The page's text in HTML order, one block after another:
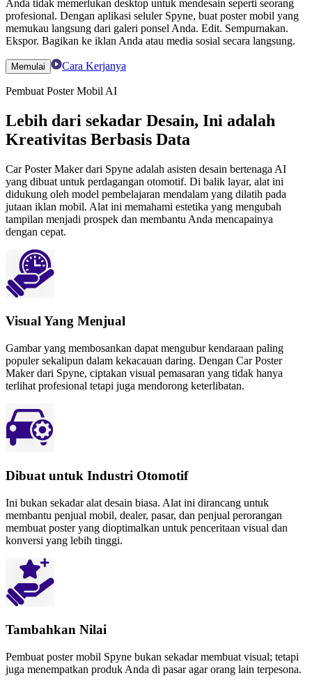
Anda tidak memerlukan desktop untuk mendesain seperti seorang
profesional. Dengan aplikasi seluler Spyne, buat poster mobil yang
memukau langsung dari galeri ponsel Anda. Edit. Sempurnakan.
Ekspor. Bagikan ke iklan Anda atau media sosial secara langsung.
Memulai Cara Kerjanya
Pembuat Poster Mobil AI
Lebih dari sekadar Desain, Ini adalah
Kreativitas Berbasis Data
Car Poster Maker dari Spyne adalah asisten desain bertenaga AI
yang dibuat untuk perdagangan otomotif. Di balik layar, alat ini
didukung oleh model pembelajaran mendalam yang dilatih pada
jutaan iklan mobil. Alat ini memahami estetika yang mengubah
tampilan menjadi prospek dan membantu Anda mencapainya
dengan cepat.
Visual Yang Menjual
Gambar yang membosankan dapat mengubur kendaraan paling
populer sekalipun dalam kekacauan daring. Dengan Car Poster
Maker dari Spyne, ciptakan visual pemasaran yang tidak hanya
terlihat profesional tetapi juga mendorong keterlibatan.
Dibuat untuk Industri Otomotif
Ini bukan sekadar alat desain biasa. Alat ini dirancang untuk
membantu penjual mobil, dealer, pasar, dan penjual perorangan
membuat poster yang dioptimalkan untuk penceritaan visual dan
konversi yang lebih tinggi.
Tambahkan Nilai
Pembuat poster mobil Spyne bukan sekadar membuat visual; tetapi
juga menempatkan produk Anda di pasar agar orang lain terpesona.